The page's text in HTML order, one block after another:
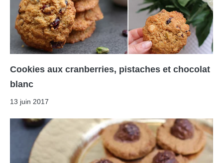
Cookies aux cranberries, pistaches et chocolat
blanc
13 juin 2017